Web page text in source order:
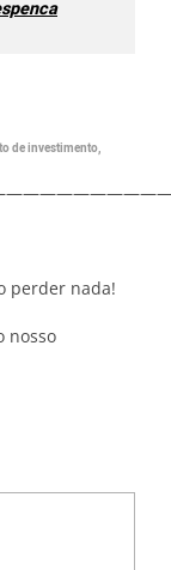
de investimento,
perder nada!
nosso